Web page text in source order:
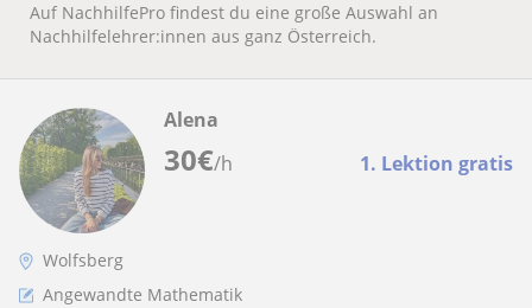
Auf NachhilfePro findest du eine große Auswahl an
Nachhilfelehrer:innen aus ganz Österreich.
30€/h 1. Lektion gratis
Alena
Wolfsberg
Angewandte Mathematik